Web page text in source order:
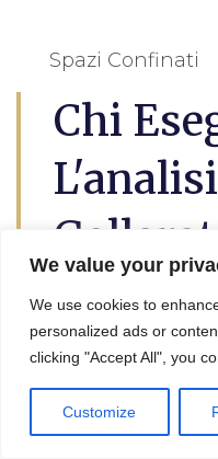
We value your
We use cookies to
personalized ads or
clicking "Accept All", you
Customize
Spazi Confinati
Chi
analisi del suolo a
per lil progetto di
bonifica terreni, in
un geologo, un
specializzato.